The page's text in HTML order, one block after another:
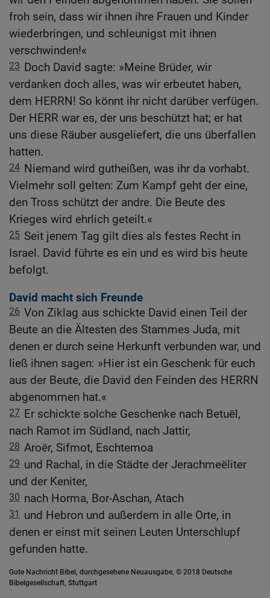
froh sein, dass wir ihnen ihre Frauen und Kinder
wiederbringen, und schleunigst mit ihnen
verschwinden!«
23 Doch David sagte: »Meine Brüder, wir
verdanken doch alles, was wir erbeutet haben,
dem HERRN! So könnt ihr nicht darüber verfügen.
Der HERR war es, der uns beschützt hat; er hat
uns diese Räuber ausgeliefert, die uns überfallen
hatten.
24 Niemand wird gutheißen, was ihr da vorhabt.
Vielmehr soll gelten: Zum Kampf geht der eine,
den Tross schützt der andre. Die Beute des
Krieges wird ehrlich geteilt.«
25 Seit jenem Tag gilt dies als festes Recht in
Israel. David führte es ein und es wird bis heute
befolgt.
David macht sich Freunde
26 Von Ziklag aus schickte David einen Teil der
Beute an die Ältesten des Stammes Juda, mit
denen er durch seine Herkunft verbunden war, und
ließ ihnen sagen: »Hier ist ein Geschenk für euch
aus der Beute, die David den Feinden des HERRN
abgenommen hat.«
27 Er schickte solche Geschenke nach Betuël,
nach Ramot im Südland, nach Jattir,
28 Aroër, Sifmot, Eschtemoa
29 und Rachal, in die Städte der Jerachmeëliter
und der Keniter,
30 nach Horma, Bor-Aschan, Atach
31 und Hebron und außerdem in alle Orte, in
denen er einst mit seinen Leuten Unterschlupf
gefunden hatte.
Gute Nachricht Bibel, durchgesehene Neuausgabe, © 2018 Deutsche
Bibelgesellschaft, Stuttgart